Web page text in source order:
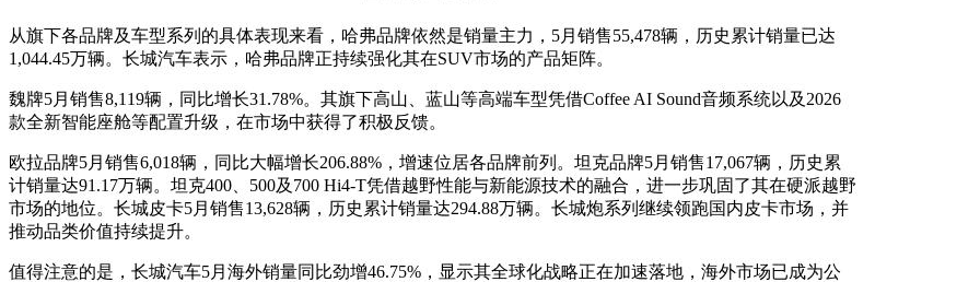
从旗下各品牌及车型系列的具体表现来看，哈弗品牌依然是销量主力，5月销售55,478辆，历史累计销量已达
1,044.45万辆。长城汽车表示，哈弗品牌正持续强化其在SUV市场的产品矩阵。
魏牌5月销售8,119辆，同比增长31.78%。其旗下高山、蓝山等高端车型凭借Coffee AI Sound音频系统以及2026
款全新智能座舱等配置升级，在市场中获得了积极反馈。
欧拉品牌5月销售6,018辆，同比大幅增长206.88%，增速位居各品牌前列。坦克品牌5月销售17,067辆，历史累
计销量达91.17万辆。坦克400、500及700 Hi4-T凭借越野性能与新能源技术的融合，进一步巩固了其在硬派越野
市场的地位。长城皮卡5月销售13,628辆，历史累计销量达294.88万辆。长城炮系列继续领跑国内皮卡市场，并
推动品类价值持续提升。
值得注意的是，长城汽车5月海外销量同比劲增46.75%，显示其全球化战略正在加速落地，海外市场已成为公